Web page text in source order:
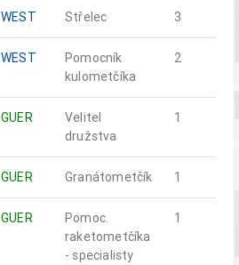
WEST Střelec 3
WEST
Pomocník
kulometčíka
2
GUER
Velitel
družstva
1
GUER Granátometčík 1
GUER
Pomoc.
raketometčíka
- specialisty
1